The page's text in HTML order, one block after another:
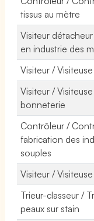
tissus au mètre
Visiteur
en industrie des
Visiteur /
Visiteur /
bonneterie
Contrôleur /
fabrication des
souples
Visiteur /
Trieur-classeur /
peaux sur stain